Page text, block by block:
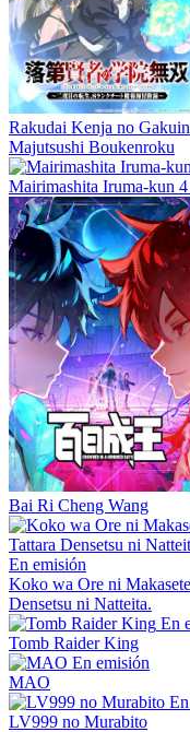
Rakudai Kenja no
Majutsushi Boukenroku
Mairimashita Iruma-kun 4
Bai Ri Cheng Wang
En emisión
Koko wa Ore ni
Densetsu ni Natteita.
En
Tomb Raider King
En emisión
MAO
LV999 no Murabito